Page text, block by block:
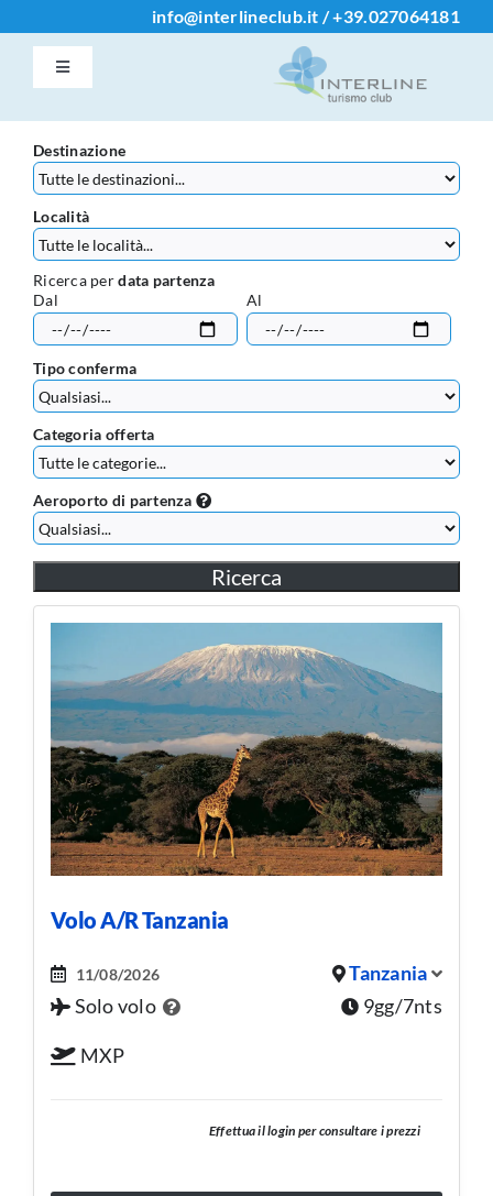
info@interlineclub.it /+39.027064181
Toggle
Navigation
Accedi / Registrati
Home
Contatti
Info
Volo A/R Tanzania
11/08/2026
Tanzania
Solo volo
9gg/7nts
MXP
Effettua il login per consultare i prezzi
Destinazione
Località
Ricerca perdata partenza
Dal
Al
Tipo conferma
Categoria offerta
Aeroporto di partenza